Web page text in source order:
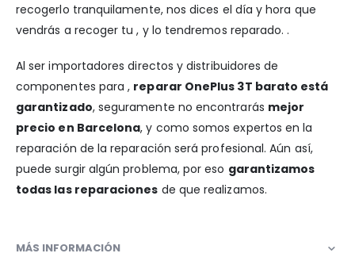
recogerlo tranquilamente, nos dices el día y hora que
vendrás a recoger tu , y lo tendremos reparado. .
Al ser importadores directos y distribuidores de
componentes para , reparar OnePlus 3T barato está
garantizado, seguramente no encontrarás mejor
precio en Barcelona, y como somos expertos en la
reparación de la reparación será profesional. Aún así,
puede surgir algún problema, por eso garantizamos
todas las reparaciones de que realizamos.
MÁS INFORMACIÓN